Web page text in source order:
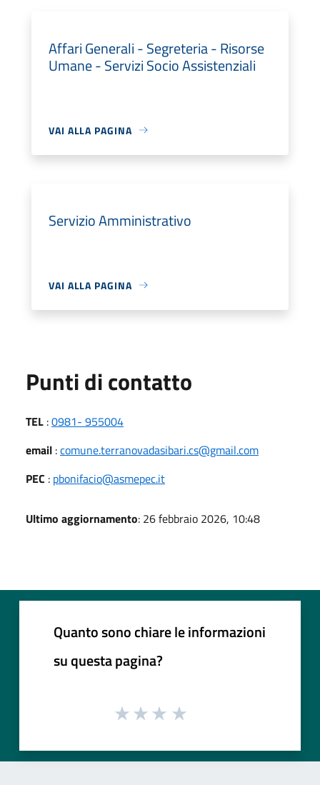
Affari Generali - Segreteria - Risorse
Umane - Servizi Socio Assistenziali
VAI ALLA PAGINA
Servizio Amministrativo
VAI ALLA PAGINA
Punti di contatto
TEL :0981- 955004
email :comune.terranovadasibari.cs@gmail.com
PEC : pbonifacio@asmepec.it
Ultimo aggiornamento: 26 febbraio 2026, 10:48
Quanto sono chiare le informazioni
su questa pagina?